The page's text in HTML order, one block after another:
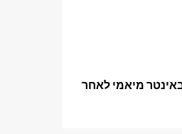
באינטר מיאמי לאחר